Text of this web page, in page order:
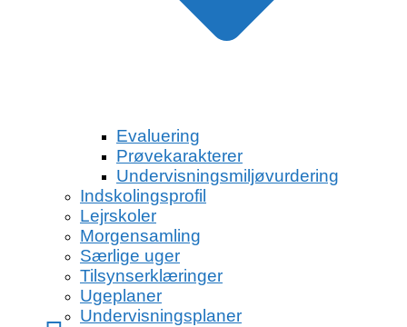
Evaluering
Prøvekarakterer
Undervisningsmiljøvurdering
Indskolingsprofil
Lejrskoler
Morgensamling
Særlige uger
Tilsynserklæringer
Ugeplaner
Undervisningsplaner